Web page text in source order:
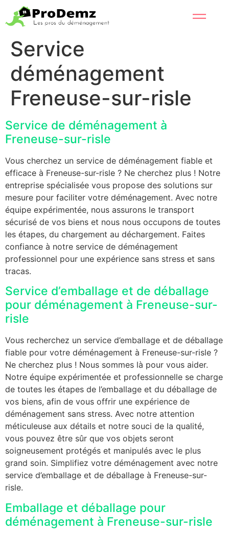
Service
déménagement
Freneuse-sur-risle
Service de déménagement à
Freneuse-sur-risle
Vous cherchez un service de déménagement fiable et
efficace à Freneuse-sur-risle ? Ne cherchez plus ! Notre
entreprise spécialisée vous propose des solutions sur
mesure pour faciliter votre déménagement. Avec notre
équipe expérimentée, nous assurons le transport
sécurisé de vos biens et nous nous occupons de toutes
les étapes, du chargement au déchargement. Faites
confiance à notre service de déménagement
professionnel pour une expérience sans stress et sans
tracas.
Service d’emballage et de déballage
pour déménagement à Freneuse-sur-
risle
Vous recherchez un service d’emballage et de déballage
fiable pour votre déménagement à Freneuse-sur-risle ?
Ne cherchez plus ! Nous sommes là pour vous aider.
Notre équipe expérimentée et professionnelle se charge
de toutes les étapes de l’emballage et du déballage de
vos biens, afin de vous offrir une expérience de
déménagement sans stress. Avec notre attention
méticuleuse aux détails et notre souci de la qualité,
vous pouvez être sûr que vos objets seront
soigneusement protégés et manipulés avec le plus
grand soin. Simplifiez votre déménagement avec notre
service d’emballage et de déballage à Freneuse-sur-
risle.
Emballage et déballage pour
déménagement à Freneuse-sur-risle